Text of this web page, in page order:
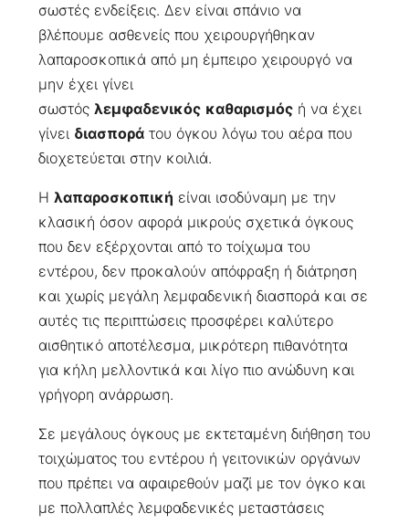
σωστές ενδείξεις. Δεν είναι σπάνιο να
βλέπουμε ασθενείς που χειρουργήθηκαν
λαπαροσκοπικά από μη έμπειρο χειρουργό να
μην έχει γίνει
σωστός λεμφαδενικός καθαρισμός ή να έχει
γίνει διασπορά του όγκου λόγω του αέρα που
διοχετεύεται στην κοιλιά.
Η λαπαροσκοπική είναι ισοδύναμη με την
κλασική όσον αφορά μικρούς σχετικά όγκους
που δεν εξέρχονται από το τοίχωμα του
εντέρου, δεν προκαλούν απόφραξη ή διάτρηση
και χωρίς μεγάλη λεμφαδενική διασπορά και σε
αυτές τις περιπτώσεις προσφέρει καλύτερο
αισθητικό αποτέλεσμα, μικρότερη πιθανότητα
για κήλη μελλοντικά και λίγο πιο ανώδυνη και
γρήγορη ανάρρωση.
Σε μεγάλους όγκους με εκτεταμένη διήθηση του
τοιχώματος του εντέρου ή γειτονικών οργάνων
που πρέπει να αφαιρεθούν μαζί με τον όγκο και
με πολλαπλές λεμφαδενικές μεταστάσεις